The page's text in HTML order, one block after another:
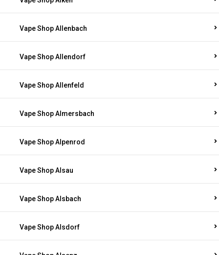
Vape Shop Allenbach
Vape Shop Allendorf
Vape Shop Allenfeld
Vape Shop Almersbach
Vape Shop Alpenrod
Vape Shop Alsau
Vape Shop Alsbach
Vape Shop Alsdorf